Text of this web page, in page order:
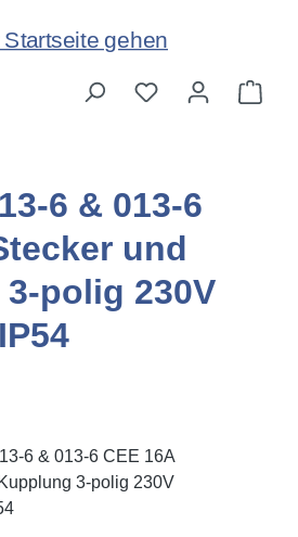
6 & 013-6
und
polig 230V